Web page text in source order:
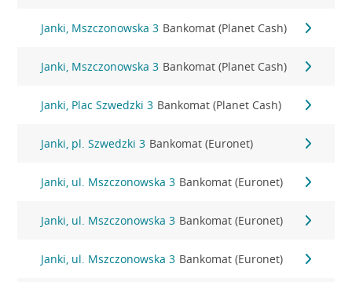
Janki, Mszczonowska 3 Bankomat (Planet Cash)
Janki, Mszczonowska 3 Bankomat (Planet Cash)
Janki, Plac Szwedzki 3 Bankomat (Planet Cash)
Janki, pl. Szwedzki 3 Bankomat (Euronet)
Janki, ul. Mszczonowska 3 Bankomat (Euronet)
Janki, ul. Mszczonowska 3 Bankomat (Euronet)
Janki, ul. Mszczonowska 3 Bankomat (Euronet)